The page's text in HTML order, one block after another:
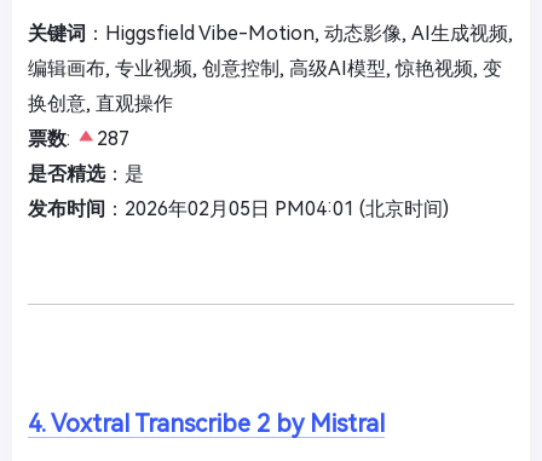
关键词 ：Higgsfield Vibe-Motion, 动态影像, AI生成视频,
编辑画布, 专业视频, 创意控制, 高级AI模型, 惊艳视频, 变
换创意, 直观操作
票数:
287
是否精选：是
发布时间 ：2026年02月05日 PM04:01 (北京时间)
4. Voxtral Transcribe 2 by Mistral